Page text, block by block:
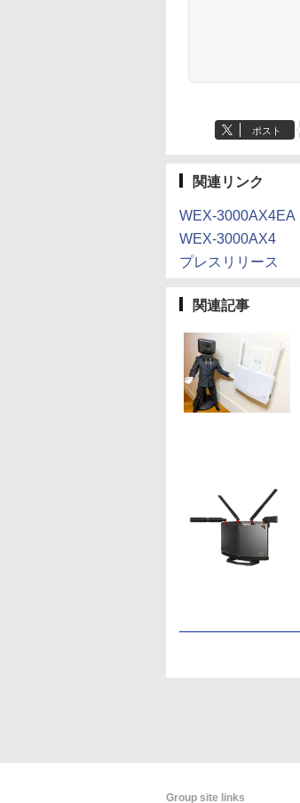
ポスト
関連リンク
WEX-3000AX4EA
WEX-3000AX4
プレスリリース
関連記事
Group site links